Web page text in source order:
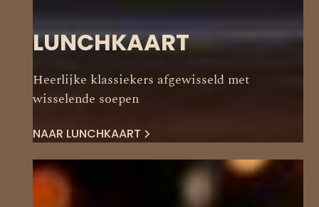
LUNCHKAART
Heerlijke klassiekers afgewisseld met
wisselende soepen
NAAR LUNCHKAART